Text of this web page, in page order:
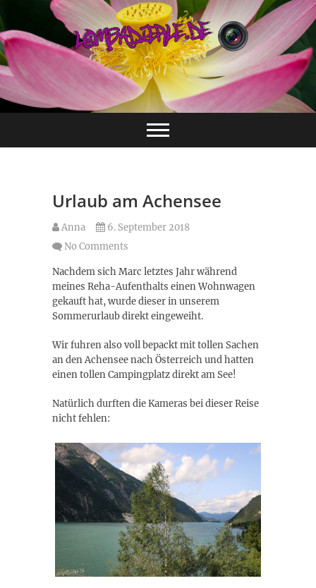
to
content
Lombadierle.de
First steps in
Photography
First steps in Photography
Urlaub am Achensee
Anna
6. September 2018
No Comments
Nachdem sich Marc letztes Jahr während
meines Reha-Aufenthalts einen Wohnwagen
gekauft hat, wurde dieser in unserem
Sommerurlaub direkt eingeweiht.
Wir fuhren also voll bepackt mit tollen Sachen
an den Achensee nach Österreich und hatten
einen tollen Campingplatz direkt am See!
Natürlich durften die Kameras bei dieser Reise
nicht fehlen: